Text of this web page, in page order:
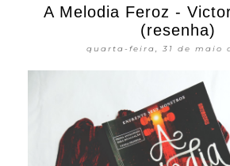
A Melodia Feroz -
(resenha)
quarta-feira, 31 de maio